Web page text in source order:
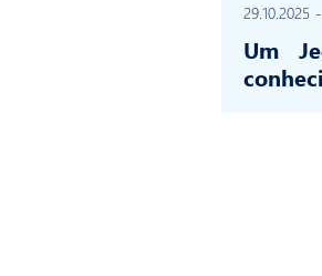
29.10.2025 -
Um